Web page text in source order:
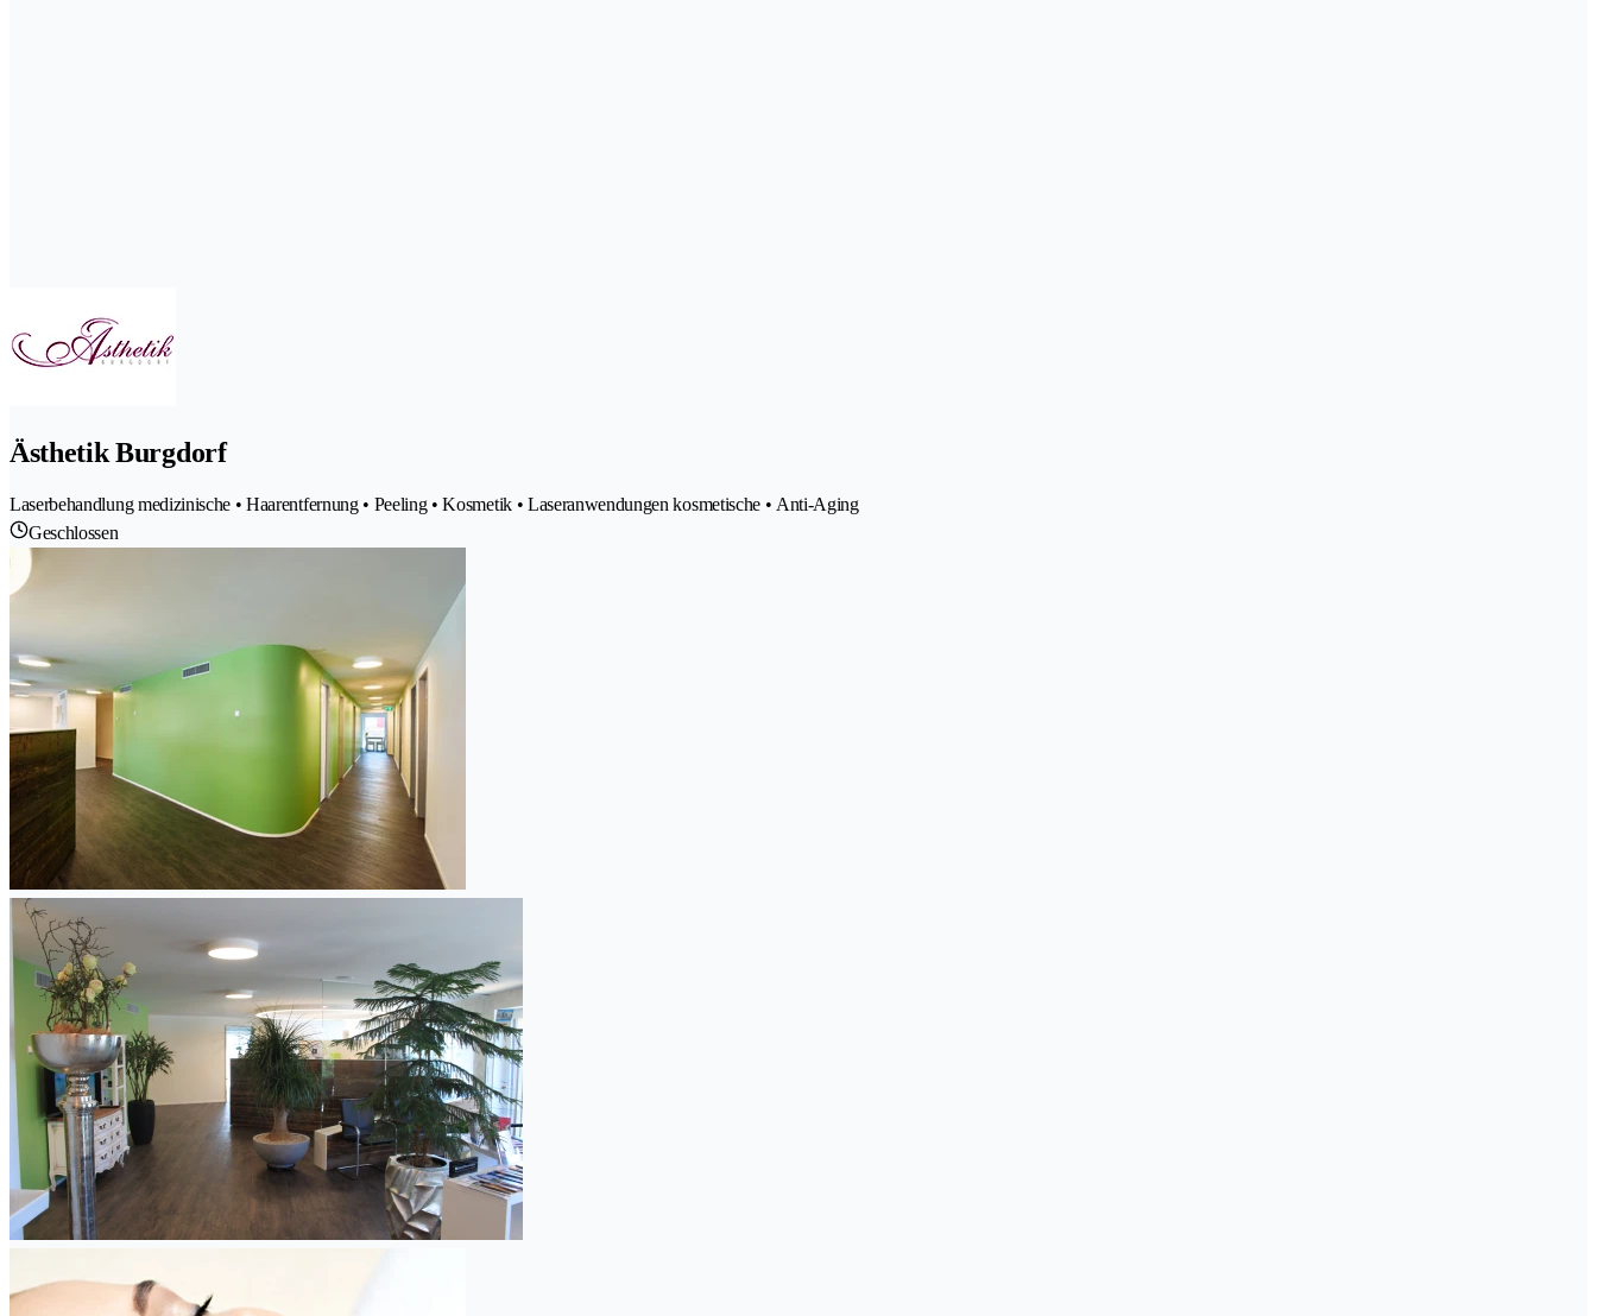
Ästhetik Burgdorf
Laserbehandlung medizinische • Haarentfernung • Peeling • Kosmetik • Laseranwendungen kosmetische • Anti-Aging
Geschlossen